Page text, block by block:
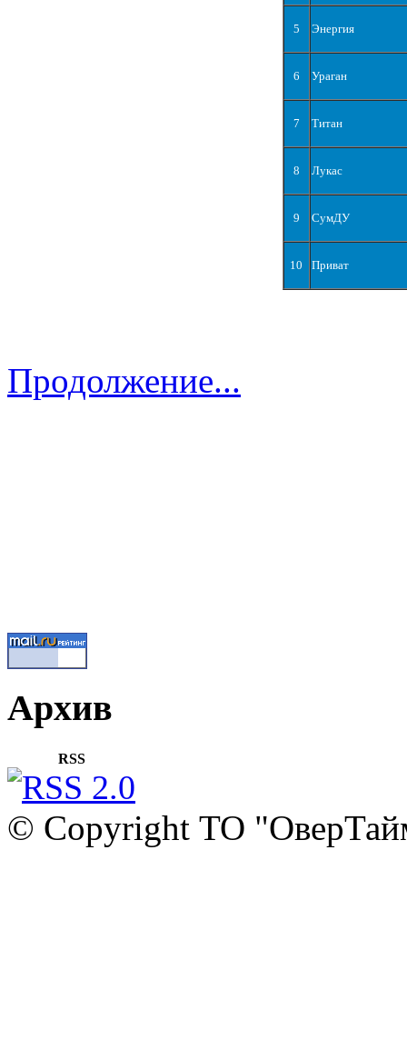
5 Энергия
6 Ураган
7 Титан
8 Лукас
9 СумДУ
10 Приват
Продолжение...
Архив
RSS
© Copyright ТО